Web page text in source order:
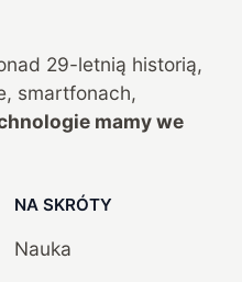
29-letnią historią,
smartfonach,
mamy we
NA SKRÓTY
Nauka